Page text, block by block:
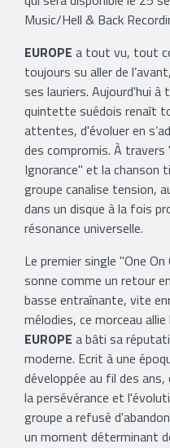
Music/Hell & Back
EUROPE a tout vu, tout
toujours su aller de
ses lauriers. Aujourd'hui à
quintette suédois renaît
attentes, d'évoluer en
des compromis. À travers
Ignorance" et la chanson
groupe canalise tension,
dans un disque à la fois
résonance universelle.
Le premier single "One
sonne comme un retour
basse entraînante, vite
mélodies, ce morceau
EUROPE a bâti sa
moderne. Ecrit à une
développée au fil des
la persévérance et
groupe a refusé
un moment déterminant